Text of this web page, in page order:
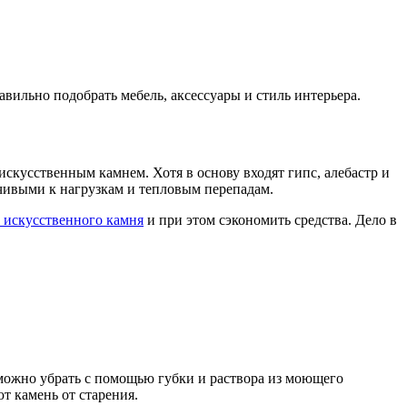
подобрать мебель, аксессуары и стиль интерьера.
камнем. Хотя в основу входят гипс, алебастр и
к нагрузкам и тепловым перепадам.
камня и при этом сэкономить средства. Дело в
убрать с помощью губки и раствора из моющего
камень от старения.